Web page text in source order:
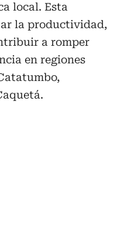
local. Esta
la productividad,
a romper
en regiones